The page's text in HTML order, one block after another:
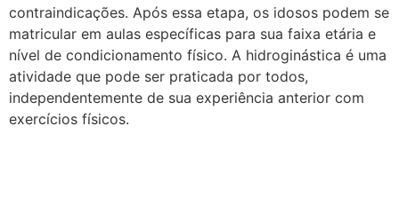
contraindicações. Após essa etapa, os idosos podem se
matricular em aulas específicas para sua faixa etária e
nível de condicionamento físico. A hidroginástica é uma
atividade que pode ser praticada por todos,
independentemente de sua experiência anterior com
exercícios físicos.